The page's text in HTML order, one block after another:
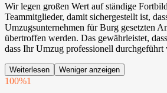
Wir legen großen Wert auf ständige
Teammitglieder, damit sichergestellt ist,
Umzugsunternehmen für Burg gesetzten
übertroffen werden. Das gewährleistet,
dass Ihr Umzug professionell durchgeführt
Weiterlesen Weniger anzeigen
100%1